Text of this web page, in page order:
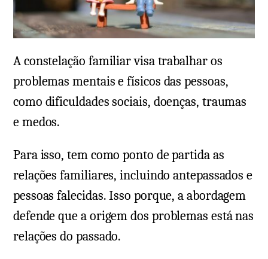
A constelação familiar visa trabalhar os
problemas mentais e físicos das pessoas,
como dificuldades sociais, doenças, traumas
e medos.
Para isso, tem como ponto de partida as
relações familiares, incluindo antepassados e
pessoas falecidas. Isso porque, a abordagem
defende que a origem dos problemas está nas
relações do passado.